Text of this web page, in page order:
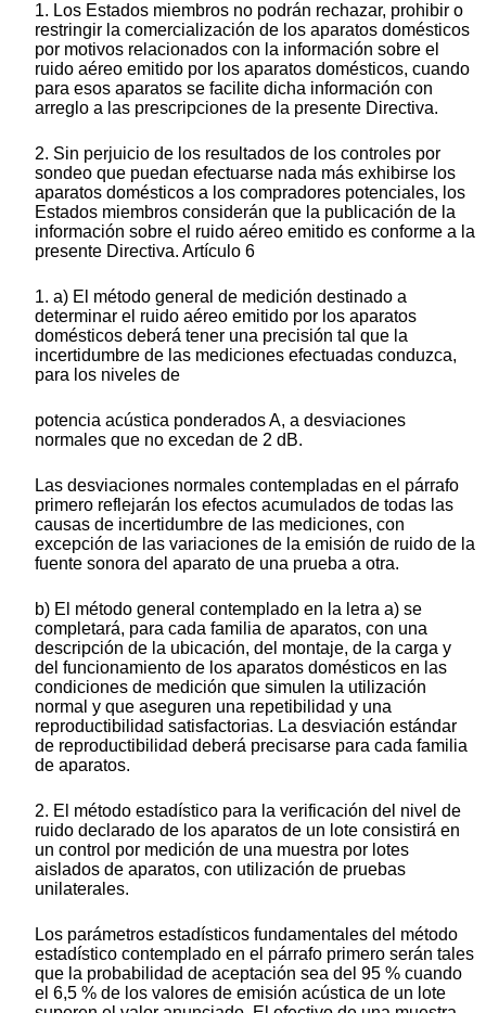
1. Los Estados miembros no podrán rechazar, prohibir o
restringir la comercialización de los aparatos domésticos
por motivos relacionados con la información sobre el
ruido aéreo emitido por los aparatos domésticos, cuando
para esos aparatos se facilite dicha información con
arreglo a las prescripciones de la presente Directiva.
2. Sin perjuicio de los resultados de los controles por
sondeo que puedan efectuarse nada más exhibirse los
aparatos domésticos a los compradores potenciales, los
Estados miembros considerán que la publicación de la
información sobre el ruido aéreo emitido es conforme a la
presente Directiva. Artículo 6
1. a) El método general de medición destinado a
determinar el ruido aéreo emitido por los aparatos
domésticos deberá tener una precisión tal que la
incertidumbre de las mediciones efectuadas conduzca,
para los niveles de
potencia acústica ponderados A, a desviaciones
normales que no excedan de 2 dB.
Las desviaciones normales contempladas en el párrafo
primero reflejarán los efectos acumulados de todas las
causas de incertidumbre de las mediciones, con
excepción de las variaciones de la emisión de ruido de la
fuente sonora del aparato de una prueba a otra.
b) El método general contemplado en la letra a) se
completará, para cada familia de aparatos, con una
descripción de la ubicación, del montaje, de la carga y
del funcionamiento de los aparatos domésticos en las
condiciones de medición que simulen la utilización
normal y que aseguren una repetibilidad y una
reproductibilidad satisfactorias. La desviación estándar
de reproductibilidad deberá precisarse para cada familia
de aparatos.
2. El método estadístico para la verificación del nivel de
ruido declarado de los aparatos de un lote consistirá en
un control por medición de una muestra por lotes
aislados de aparatos, con utilización de pruebas
unilaterales.
Los parámetros estadísticos fundamentales del método
estadístico contemplado en el párrafo primero serán tales
que la probabilidad de aceptación sea del 95 % cuando
el 6,5 % de los valores de emisión acústica de un lote